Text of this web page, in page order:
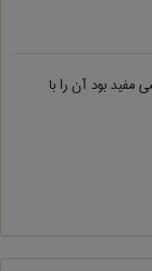
مفید بود آن را با